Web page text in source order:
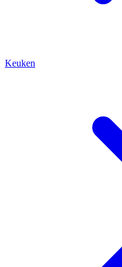
Keuken